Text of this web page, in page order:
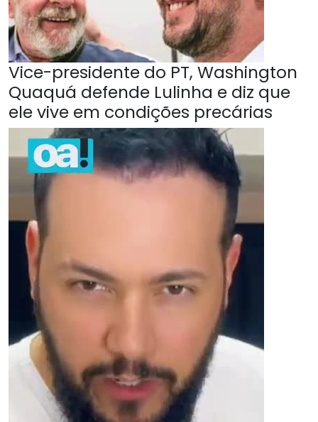
Vice-presidente do PT, Washington
Quaquá defende Lulinha e diz que
ele vive em condições precárias